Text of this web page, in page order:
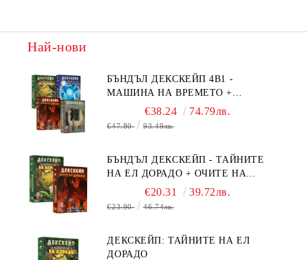
Най-нови
БЪНДЪЛ ДЕКСКЕЙП 4В1 -
МАШИНА НА ВРЕМЕТО +
БЯГСТВО ОТ АЛКАТРАЗ +
ТАЙНИТЕ НА ЕЛ ДОРАДО +
€38.24 74.79лв.
€47.80 93.49лв.
БЪНДЪЛ ДЕКСКЕЙП - ТАЙНИТЕ
НА ЕЛ ДОРАДО + ОЧИТЕ НА
ДРАКОНА€20.31 39.72лв.
€23.90 46.74лв.
ДЕКСКЕЙП: ТАЙНИТЕ НА ЕЛ
ДОРАДО